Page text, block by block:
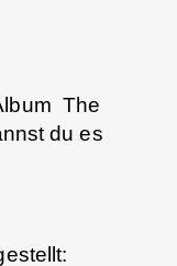
The
du es